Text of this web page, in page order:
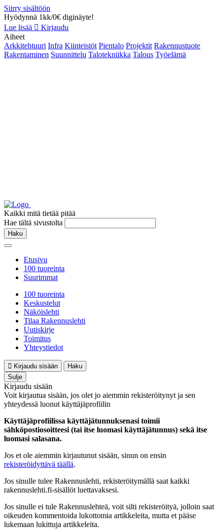
Siirry sisältöön
Hyödynnä 1kk/0€ diginäyte!
Lue lisää
Kirjaudu
Aiheet
Arkkitehtuuri Infra Kiinteistöt Pientalo Projektit Rakennustuote
Rakentaminen Suunnittelu Talotekniikka Talous Työelämä
Kaikki mitä tietää pitää
Hae tältä sivustolta
Haku
Etusivu
100 tuoreinta
Suurimmat
100 tuoreinta
Keskustelut
Näköislehti
Tilaa Rakennuslehti
Uutiskirje
Toimitus
Yhteystiedot
Kirjaudu sisään
Haku
Sulje
Kirjaudu sisään
Voit kirjautua sisään, jos olet jo aiemmin rekisteröitynyt ja sen
yhteydessä luonut käyttäjäprofiilin
Käyttäjäprofiilissa käyttäjätunnuksenasi toimii
sähköpostiosoitteesi (tai itse luomasi käyttäjätunnus) sekä itse
luomasi salasana.
Jos et ole aiemmin kirjautunut sisään, sinun on ensin
rekisteröidyttävä täällä.
Jos sinulle tulee Rakennuslehti, rekisteröitymällä saat kaikki
rakennuslehti.fi-sisällöt luettavaksesi.
Jos sinulle ei tule Rakennuslehteä, voit silti rekisteröityä, jolloin saat
oikeuden kommentoida lukottomia artikkeleita, mutta et pääse
lukemaan lukittuja artikkeleita.